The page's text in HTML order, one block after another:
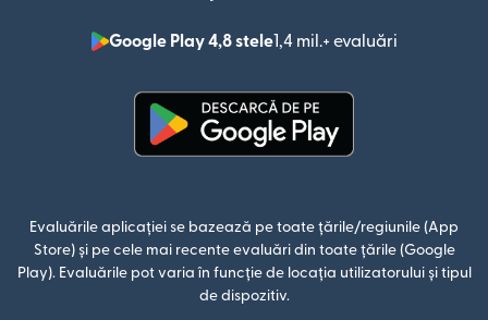
Google Play 4,8 stele1,4 mil.+ evaluări
(se
Evaluările aplicației se bazează pe toate țările/regiunile (App
Store) și pe cele mai recente evaluări din toate țările (Google
Play). Evaluările pot varia în funcție de locația utilizatorului și tipul
de dispozitiv.